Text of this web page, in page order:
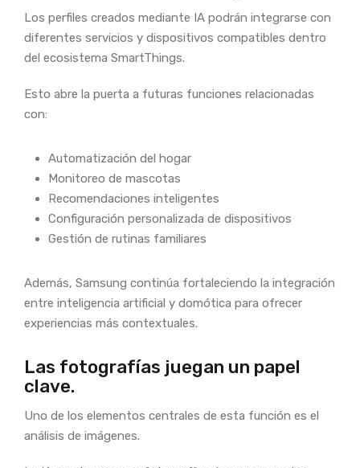
Los perfiles creados mediante IA podrán integrarse con
diferentes servicios y dispositivos compatibles dentro
del ecosistema SmartThings.
Esto abre la puerta a futuras funciones relacionadas
con:
Automatización del hogar
Monitoreo de mascotas
Recomendaciones inteligentes
Configuración personalizada de dispositivos
Gestión de rutinas familiares
Además, Samsung continúa fortaleciendo la integración
entre inteligencia artificial y domótica para ofrecer
experiencias más contextuales.
Las fotografías juegan un papel
clave.
Uno de los elementos centrales de esta función es el
análisis de imágenes.